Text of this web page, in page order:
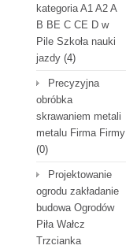
kategoria A1 A2 A
B BE C CE D‎ w
Pile Szkoła nauki
jazdy (4)
Precyzyjna
obróbka
skrawaniem metali
metalu Firma Firmy
(0)
Projektowanie
ogrodu zakładanie
budowa Ogrodów
Piła Wałcz
Trzcianka